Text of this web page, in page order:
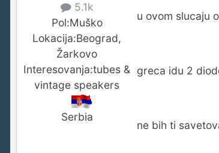
5.1k
Pol:Muško
Lokacija:Beograd,
Žarkovo
Interesovanja:tubes &
vintage speakers
Serbia
u ovom slucaju
greca idu 2
ne bih ti